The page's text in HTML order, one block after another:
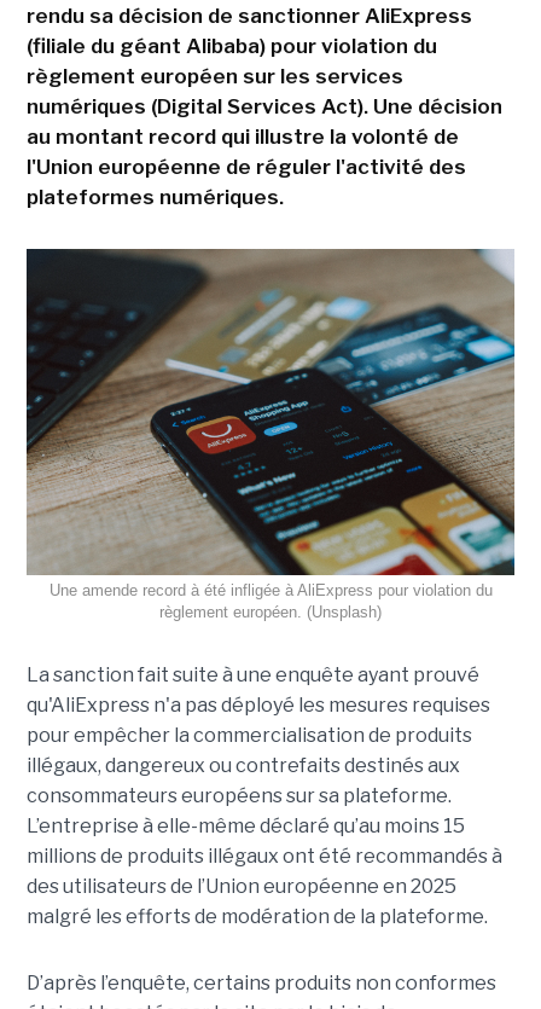
rendu sa décision de sanctionner AliExpress
(filiale du géant Alibaba) pour violation du
règlement européen sur les services
numériques (Digital Services Act). Une décision
au montant record qui illustre la volonté de
l'Union européenne de réguler l'activité des
plateformes numériques.
Une amende record à été infligée à AliExpress pour violation du
règlement européen. (Unsplash)
La sanction fait suite à une enquête ayant prouvé
qu'AliExpress n'a pas déployé les mesures requises
pour empêcher la commercialisation de produits
illégaux, dangereux ou contrefaits destinés aux
consommateurs européens sur sa plateforme.
L’entreprise à elle-même déclaré qu’au moins 15
millions de produits illégaux ont été recommandés à
des utilisateurs de l’Union européenne en 2025
malgré les efforts de modération de la plateforme.
D’après l’enquête, certains produits non conformes